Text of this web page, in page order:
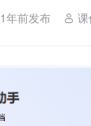
1年前发布